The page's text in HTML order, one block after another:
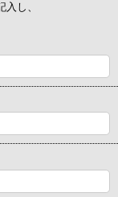
し、